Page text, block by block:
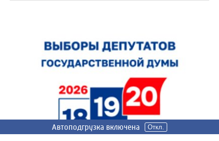
Автоподгрузка включена Откл.
Автоподгрузка включена Откл.